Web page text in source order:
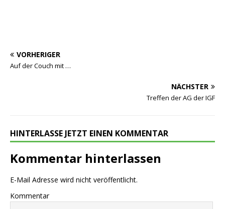
VORHERIGER
Auf der Couch mit …
NÄCHSTER
Treffen der AG der IGF
HINTERLASSE JETZT EINEN KOMMENTAR
Kommentar hinterlassen
E-Mail Adresse wird nicht veröffentlicht.
Kommentar